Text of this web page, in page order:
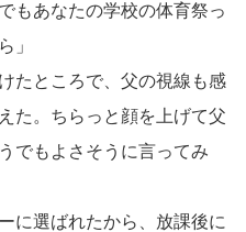
もあなたの学校の体育祭っ
」
たところで、父の視線も感
た。ちらっと顔を上げて父
でもよさそうに言ってみ
に選ばれたから、放課後に